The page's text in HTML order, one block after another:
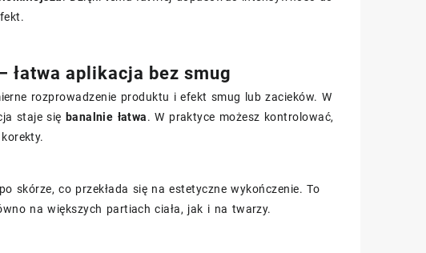
łatwa aplikacja bez smug
rozprowadzenie produktu i efekt smug lub zacieków. W
staje się banalnie łatwa. W praktyce możesz kontrolować,
skórze, co przekłada się na estetyczne wykończenie. To
na większych partiach ciała, jak i na twarzy.